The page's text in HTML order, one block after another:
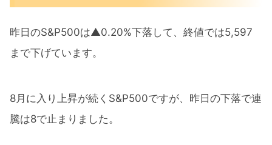
昨日のS&P500は▲0.20%下落して、終値では5,597
まで下げています。
8月に入り上昇が続くS&P500ですが、昨日の下落で連
騰は8で止まりました。